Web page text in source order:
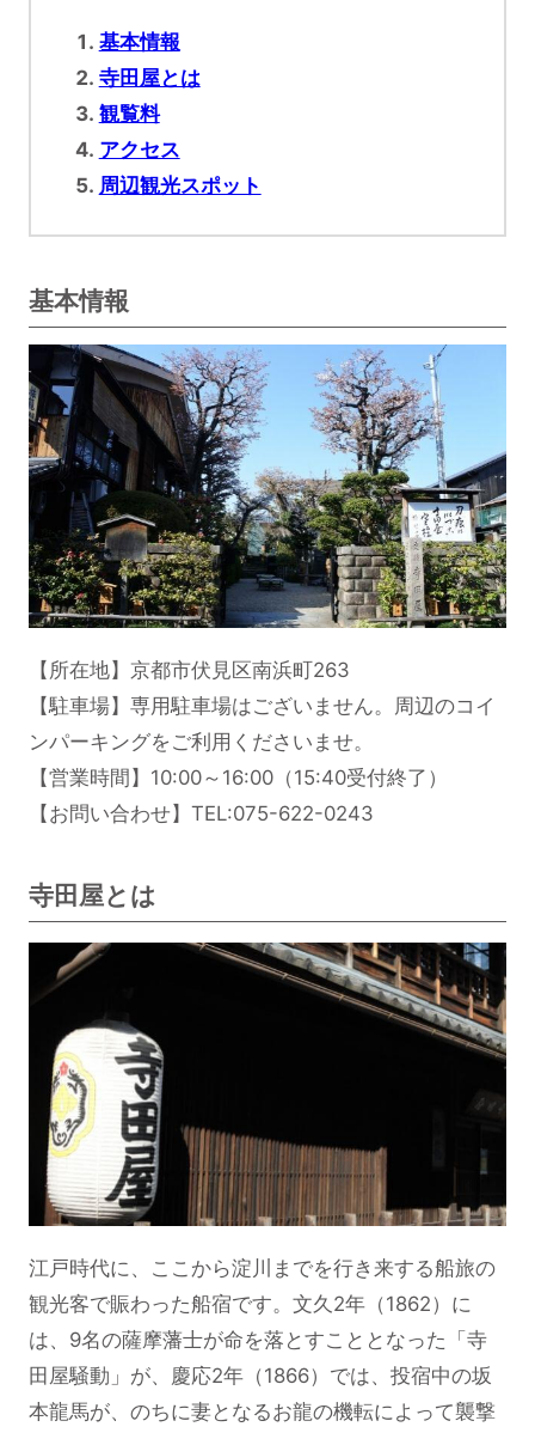
基本情報
寺田屋とは
観覧料
アクセス
周辺観光スポット
基本情報
【所在地】京都市伏見区南浜町263
【駐車場】専用駐車場はございません。周辺のコイ
ンパーキングをご利用くださいませ。
【営業時間】10:00～16:00（15:40受付終了）
【お問い合わせ】TEL:075-622-0243
寺田屋とは
江戸時代に、ここから淀川までを行き来する船旅の
観光客で賑わった船宿です。文久2年（1862）に
は、9名の薩摩藩士が命を落とすこととなった「寺
田屋騒動」が、慶応2年（1866）では、投宿中の坂
本龍馬が、のちに妻となるお龍の機転によって襲撃